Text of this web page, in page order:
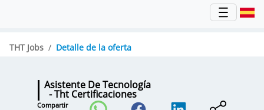
THT Jobs Detalle de la oferta
Asistente De Tecnología
- Tht Certificaciones
Compartir